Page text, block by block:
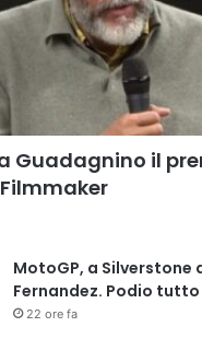
Guadagnino il
MotoGP, a Silverstone
Fernandez. Podio
22 ore fa